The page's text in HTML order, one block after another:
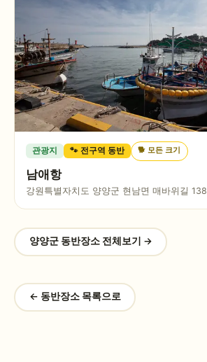
관광지 🐾 전구역 동반 🐕모든 크기
남애항
강원특별자치도 양양군 현남면 매바위길 138
양양군동반장소 전체보기 →
← 동반장소 목록으로